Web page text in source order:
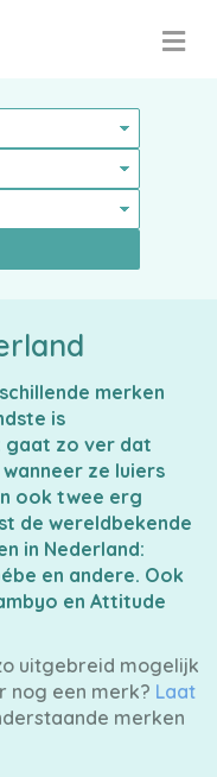
merken
is
gaat zo ver dat
ze luiers
ook twee erg
de wereldbekende
in Nederland:
en andere. Ook
en Attitude
uitgebreid mogelijk
nog een merk? Laat